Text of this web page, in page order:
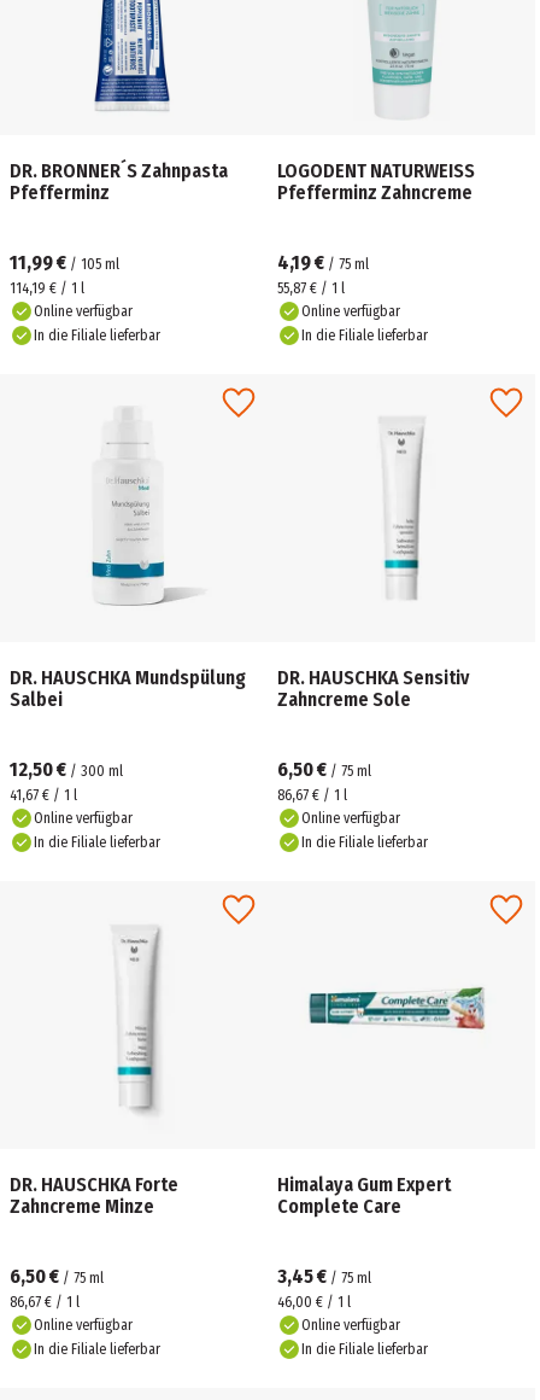
DR. BRONNER´S Zahnpasta
Pfefferminz
11,99 € / 105 ml
114,19 € / 1 l
Online verfügbar
In die Filiale lieferbar
LOGODENT NATURWEISS
Pfefferminz Zahncreme
4,19 € / 75 ml
55,87 € / 1 l
Online verfügbar
In die Filiale lieferbar
DR. HAUSCHKA Mundspülung
Salbei
12,50 € / 300 ml
41,67 € / 1 l
Online verfügbar
In die Filiale lieferbar
DR. HAUSCHKA Sensitiv
Zahncreme Sole
6,50 € / 75 ml
86,67 € / 1 l
Online verfügbar
In die Filiale lieferbar
DR. HAUSCHKA Forte
Zahncreme Minze
6,50 € / 75 ml
86,67 € / 1 l
Online verfügbar
In die Filiale lieferbar
Himalaya Gum Expert
Complete Care
3,45 € / 75 ml
46,00 € / 1 l
Online verfügbar
In die Filiale lieferbar